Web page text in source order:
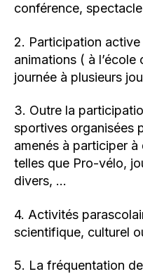
conférence,
2. Participation
animations ( à
journée à plusieurs
3. Outre la
sportives organisées
amenés à participer
telles que Pro-vélo,
divers, …
4. Activités
scientifique, culturel
5. La fréquentation